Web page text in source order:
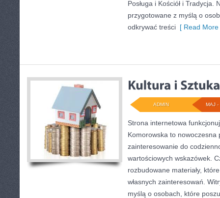
Posługa i Kościół i Tradycja.
przygotowane z myślą o
odkrywać treści [ Read More
MAJ -
ADMIN
Strona internetowa
Komorowska to
zainteresowanie do
wartościowych wskazówek.
rozbudowane materiały,
własnych zainteresowań.
myślą o osobach, które